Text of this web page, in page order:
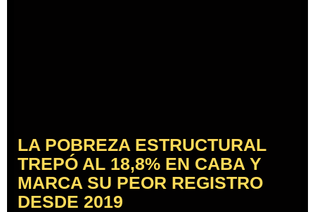
LA POBREZA ESTRUCTURAL
TREPÓ AL 18,8% EN CABA Y
MARCA SU PEOR REGISTRO
DESDE 2019